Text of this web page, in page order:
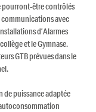
pourront-être contrôlés
communications avec
d’Alarmes
et le Gymnase.
GTB prévues dans le
puissance adaptée